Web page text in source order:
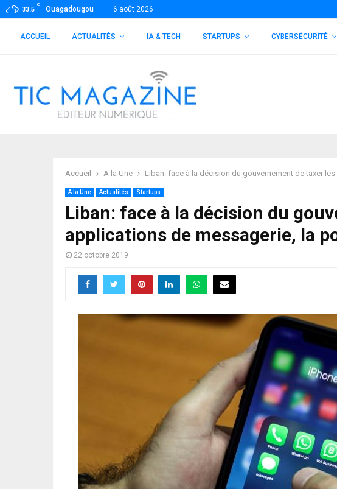
33.5
C
Ouagadougou 6 août 2026
ACCUEIL ACTUALITÉS IA & TECH STARTUPS CYBERSÉCURITÉ
Accueil A la Une Liban: face à la décision du gouvernement de taxer
A la Une Actualités Startups
Liban: face à la décision du
applications de messagerie, la
22 octobre 2019